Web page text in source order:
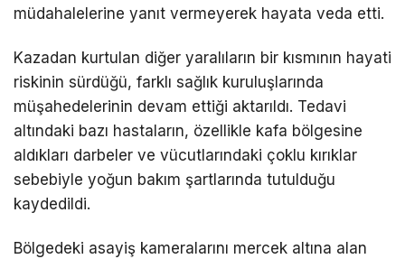
müdahalelerine yanıt vermeyerek hayata veda etti.
Kazadan kurtulan diğer yaralıların bir kısmının hayati
riskinin sürdüğü, farklı sağlık kuruluşlarında
müşahedelerinin devam ettiği aktarıldı. Tedavi
altındaki bazı hastaların, özellikle kafa bölgesine
aldıkları darbeler ve vücutlarındaki çoklu kırıklar
sebebiyle yoğun bakım şartlarında tutulduğu
kaydedildi.
Bölgedeki asayiş kameralarını mercek altına alan